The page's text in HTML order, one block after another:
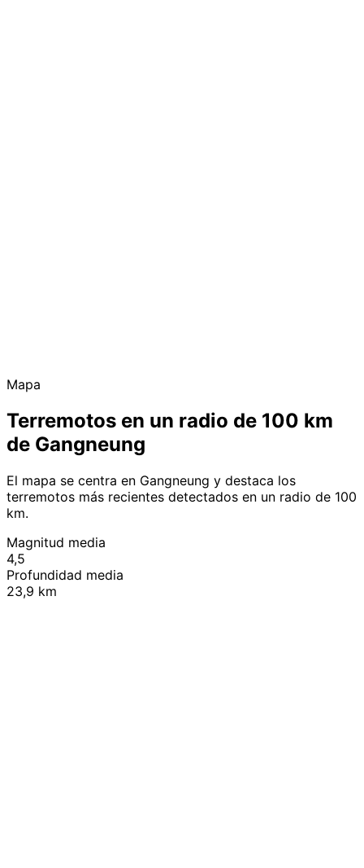
Mapa
Terremotos en un radio de 100 km
de Gangneung
El mapa se centra en Gangneung y destaca los
terremotos más recientes detectados en un radio de 100
km.
Magnitud media
4,5
Profundidad media
23,9 km